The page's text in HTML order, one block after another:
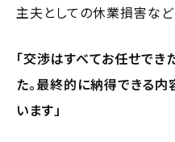
主夫としての休業損害な
「交渉はすべてお任せでき
た。最終的に納得できる内
います」